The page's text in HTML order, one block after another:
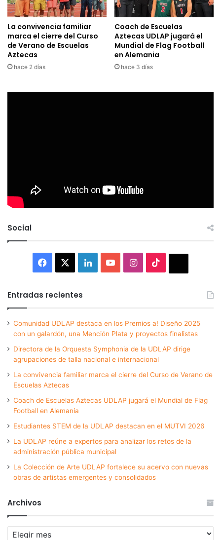
La convivencia familiar
marca el cierre del Curso
de Verano de Escuelas
Aztecas
hace 2 días
Coach de Escuelas
Aztecas UDLAP jugará el
Mundial de Flag Football
en Alemania
hace 3 días
Social
Facebook LinkedInYouTubeInstagram
Entradas recientes
Comunidad UDLAP destaca en los Premios a! Diseño 2025
con un galardón, una Mención Plata y proyectos finalistas
Directora de la Orquesta Symphonia de la UDLAP dirige
agrupaciones de talla nacional e internacional
La convivencia familiar marca el cierre del Curso de Verano de
Escuelas Aztecas
Coach de Escuelas Aztecas UDLAP jugará el Mundial de Flag
Football en Alemania
Estudiantes STEM de la UDLAP destacan en el MUTVI 2026
La UDLAP reúne a expertos para analizar los retos de la
administración pública municipal
La Colección de Arte UDLAP fortalece su acervo con nuevas
obras de artistas emergentes y consolidados
Archivos
Archivos